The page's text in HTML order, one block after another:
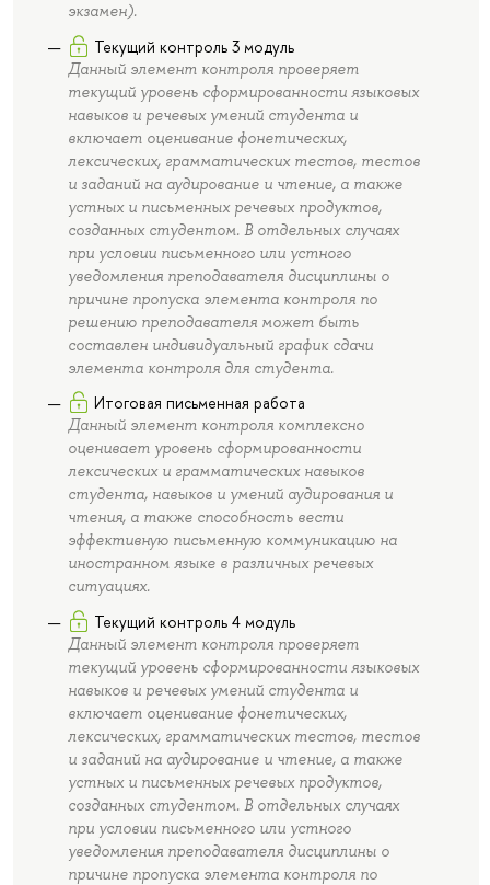
экзамен).
Текущий контроль 3 модуль
Данный элемент контроля проверяет
текущий уровень сформированности языковых
навыков и речевых умений студента и
включает оценивание фонетических,
лексических, грамматических тестов, тестов
и заданий на аудирование и чтение, а также
устных и письменных речевых продуктов,
созданных студентом. В отдельных случаях
при условии письменного или устного
уведомления преподавателя дисциплины о
причине пропуска элемента контроля по
решению преподавателя может быть
составлен индивидуальный график сдачи
элемента контроля для студента.
Итоговая письменная работа
Данный элемент контроля комплексно
оценивает уровень сформированности
лексических и грамматических навыков
студента, навыков и умений аудирования и
чтения, а также способность вести
эффективную письменную коммуникацию на
иностранном языке в различных речевых
ситуациях.
Текущий контроль 4 модуль
Данный элемент контроля проверяет
текущий уровень сформированности языковых
навыков и речевых умений студента и
включает оценивание фонетических,
лексических, грамматических тестов, тестов
и заданий на аудирование и чтение, а также
устных и письменных речевых продуктов,
созданных студентом. В отдельных случаях
при условии письменного или устного
уведомления преподавателя дисциплины о
причине пропуска элемента контроля по